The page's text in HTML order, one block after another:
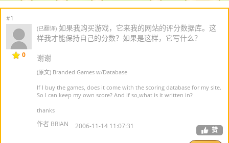
#1
0
(已翻译) 如果我购买游戏，它来我的网站的评分数据库。这
样我才能保持自己的分数？如果是这样，它写什么？
谢谢
(原文) Branded Games w/Database
If I buy the games, does it come with the scoring database for my site.
So I can keep my own score? And if so,what is it written in?
thanks
作者 BRIAN 2006-11-14 11:07:31 赞